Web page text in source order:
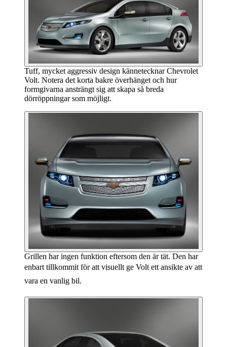
Tuff, mycket aggressiv design kännetecknar Chevrolet
Volt. Notera det korta bakre överhänget och hur
formgivarna ansträngt sig att skapa så breda
dörröppningar som möjligt.
Grillen har ingen funktion eftersom den är tät. Den har
enbart tillkommit för att visuellt ge Volt ett ansikte av att
vara en vanlig bil.